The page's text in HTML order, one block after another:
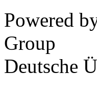
Powered
Group
Deutsche